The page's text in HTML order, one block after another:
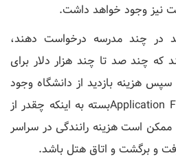
نیز وجود خواهد داشت.
در چند مدرسه درخواست دهند،
که چند صد تا چند هزار دلار برای
سپس هزینه بازدید از دانشگاه وجود
دارد. هنگام استفاده از Application Feeبسته به اینکه چقدر از
است هزینه رانندگی در سراسر
و برگشت و اتاق هتل باشد.